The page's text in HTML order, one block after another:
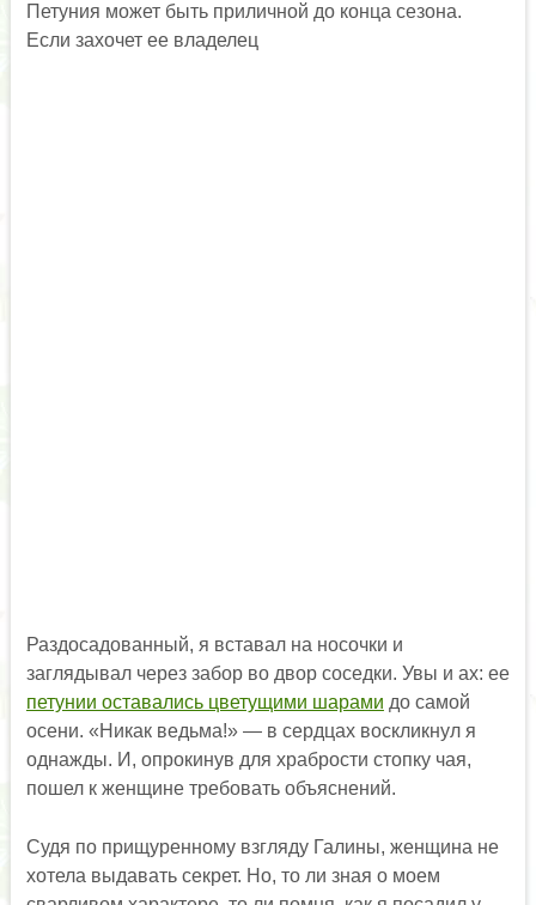
Петуния может быть приличной до конца сезона.
Если захочет ее владелец
Раздосадованный, я вставал на носочки и
заглядывал через забор во двор соседки. Увы и ах: ее
петунии оставались цветущими шарами до самой
осени. «Никак ведьма!» — в сердцах воскликнул я
однажды. И, опрокинув для храбрости стопку чая,
пошел к женщине требовать объяснений.
Судя по прищуренному взгляду Галины, женщина не
хотела выдавать секрет. Но, то ли зная о моем